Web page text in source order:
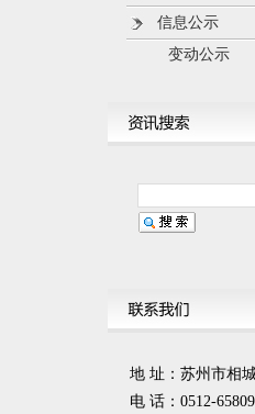
信息公示
变动公示
地 址：苏州市相
电 话：0512-